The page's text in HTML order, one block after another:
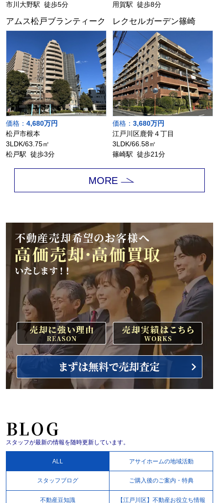
市川大野駅 徒歩5分
用賀駅 徒歩8分
アムス松戸ブランティーク
価格： 4,680万円
松戸市根本
3LDK/63.75㎡
松戸駅 徒歩3分
レクセルガーデン篠崎
価格： 3,680万円
江戸川区鹿骨４丁目
3LDK/66.58㎡
篠崎駅 徒歩21分
MORE
BLOG
スタッフが最新の情報を随時更新しています。
ALL アサイホームの地域活動
スタッフブログ ご購入後のご案内・特典
不動産豆知識 【江戸川区】不動産お役立ち情報